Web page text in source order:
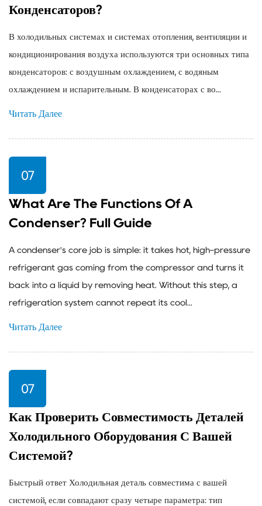
Конденсаторов?
В холодильных системах и системах отопления, вентиляции и
кондиционирования воздуха используются три основных типа
конденсаторов: с воздушным охлаждением, с водяным
охлаждением и испарительным. В конденсаторах с во...
Читать Далее
07
What Are The Functions Of A
Condenser? Full Guide
A condenser's core job is simple: it takes hot, high-pressure
refrigerant gas coming from the compressor and turns it
back into a liquid by removing heat. Without this step, a
refrigeration system cannot repeat its cool...
Читать Далее
07
Как Проверить Совместимость Деталей
Холодильного Оборудования С Вашей
Системой?
Быстрый ответ Холодильная деталь совместима с вашей
системой, если совпадают сразу четыре параметра: тип